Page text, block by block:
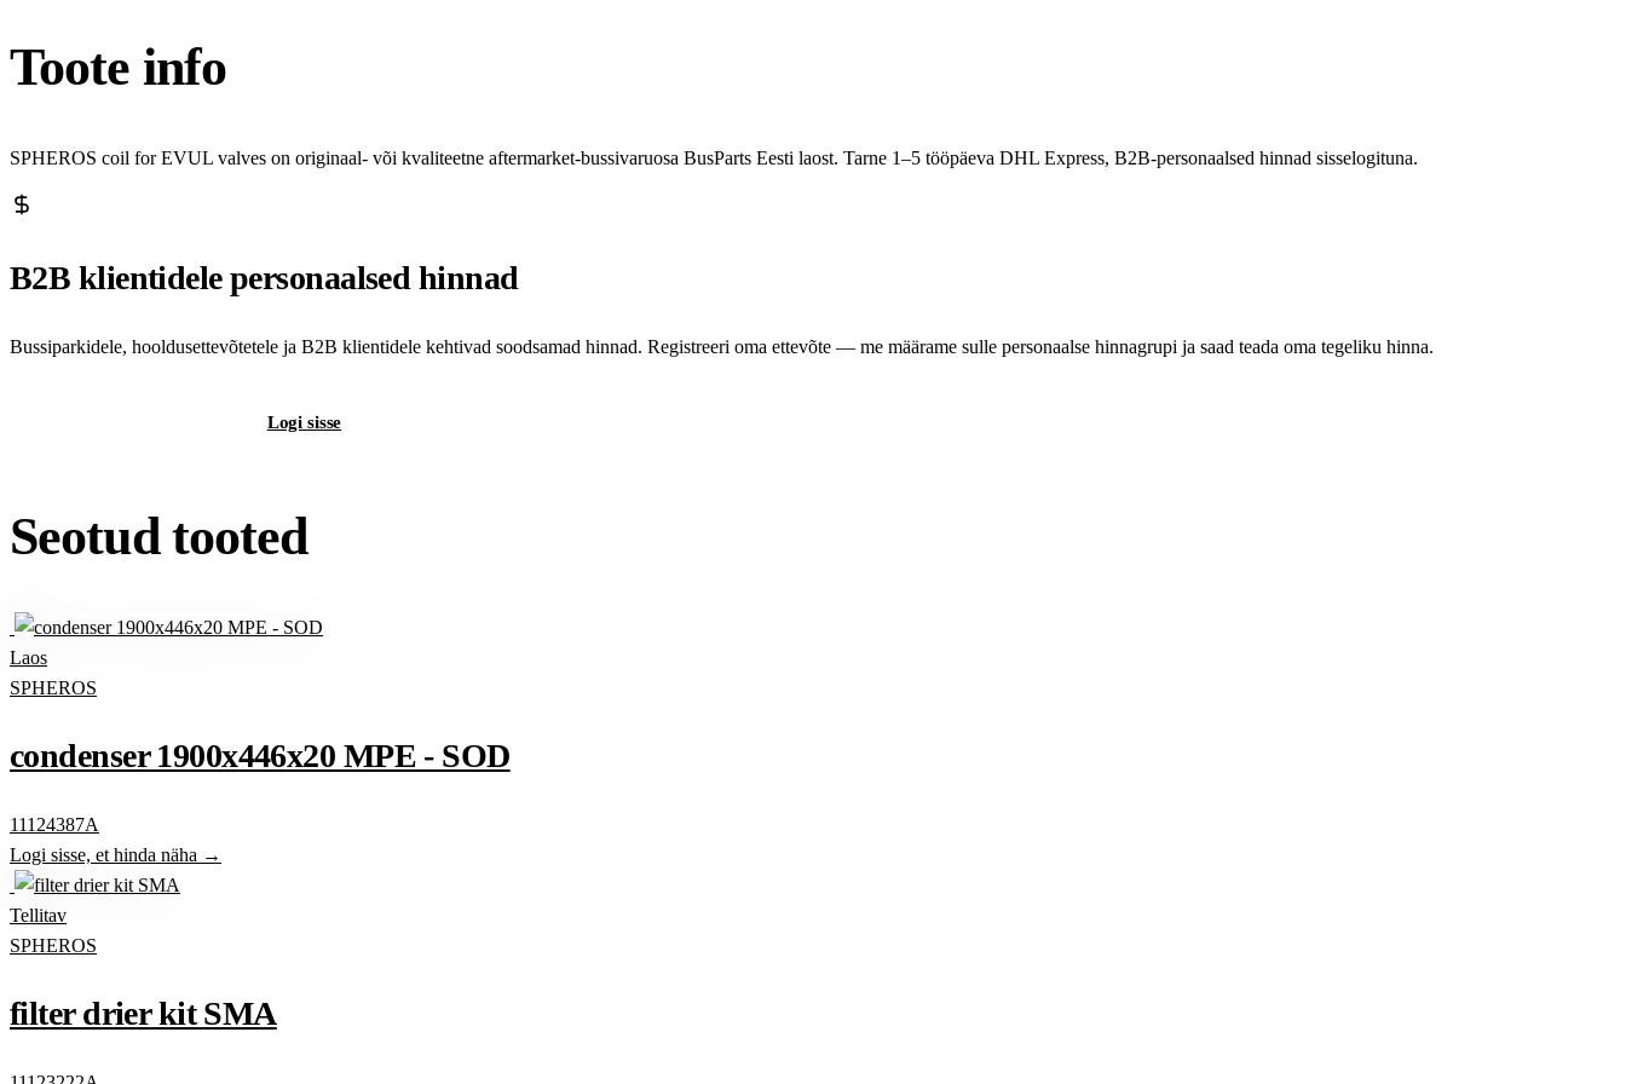
Toote info
SPHEROS coil for EVUL valves on originaal- või kvaliteetne aftermarket-bussivaruosa BusParts Eesti laost. Tarne 1–5 tööpäeva DHL Express, B2B-personaalsed hinnad sisselogituna.
B2B klientidele personaalsed hinnad
Bussiparkidele, hooldusettevõtetele ja B2B klientidele kehtivad soodsamad hinnad. Registreeri oma ettevõte — me määrame sulle personaalse hinnagrupi ja saad teada oma tegeliku hinna.
Logi sisse
Seotud tooted
Laos
SPHEROS
condenser 1900x446x20 MPE - SOD
11124387A
Logi sisse, et hinda näha →
Tellitav
SPHEROS
filter drier kit SMA